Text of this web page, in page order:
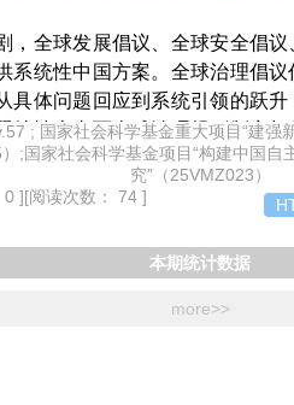
坚实的中国智慧。
，全球发展倡议、全球安全倡
系统性中国方案。全球治理倡
具体问题回应到系统引领的跃
特性上直面全球治理规则制定
把握其与三大全球倡议在功能
球倡议在话语叙事、传播主体
异化传播路径：以制度性叙事
差异化治理赤字与规则共建诉
地与提升中国全球治理规则塑造
; 国家社会科学基金重大项目“建强
;国家社会科学基金项目“构建中国
究”（25VMZ023）
0 ][阅读次数： 74 ]
本期统计数据
more>>